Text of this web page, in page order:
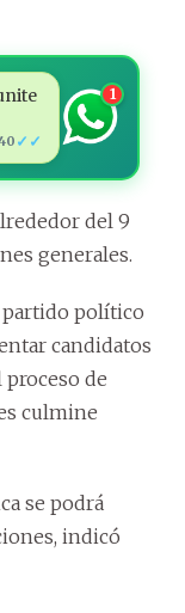
✓✓
1
del 9
generales.
partido político
candidatos
proceso de
culmine
se podrá
indicó